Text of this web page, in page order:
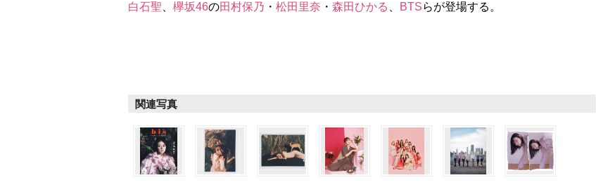
白石聖
欅坂46の田村保乃 ・ 松田里奈 ・ 森田ひかる BTSらが登場する。
関連写真